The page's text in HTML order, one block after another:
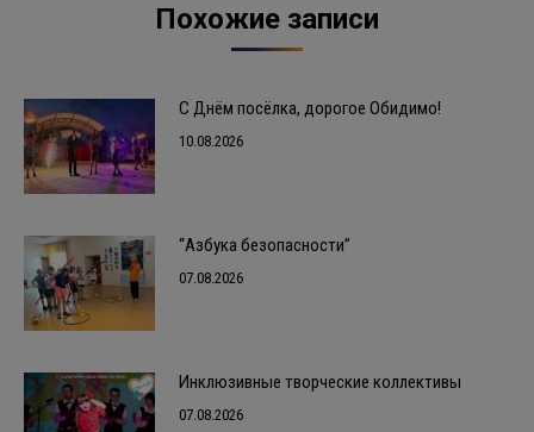
Похожие записи
С Днём посёлка, дорогое Обидимо!
10.08.2026
“Азбука безопасности”
07.08.2026
Инклюзивные творческие коллективы
07.08.2026